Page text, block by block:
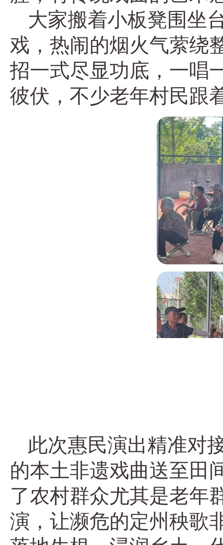
大家搬着小板凳围坐
戏，热闹的烟火气萦绕
招一式尽显功底，一唱
彼伏，不少老年村民跟
此次惠民演出精准对
的本土非遗戏曲送至田
了农村群众尤其是老年
演，让濒危的定州秧歌